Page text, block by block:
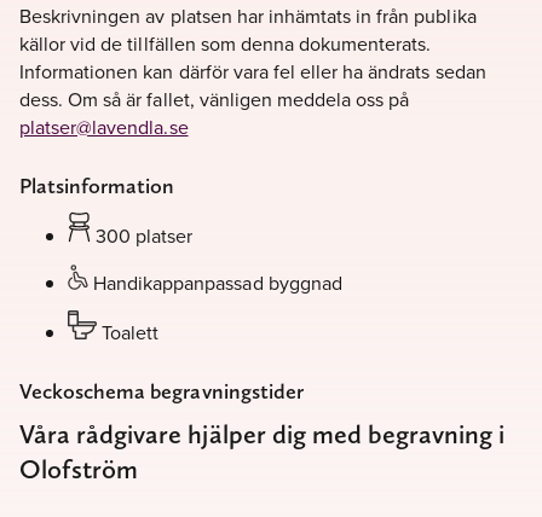
Beskrivningen av platsen har inhämtats in från publika
källor vid de tillfällen som denna dokumenterats.
Informationen kan därför vara fel eller ha ändrats sedan
dess. Om så är fallet, vänligen meddela oss på
platser@lavendla.se
Platsinformation
300 platser
Handikappanpassad byggnad
Toalett
Veckoschema begravningstider
Våra rådgivare hjälper dig med begravning i
Olofström